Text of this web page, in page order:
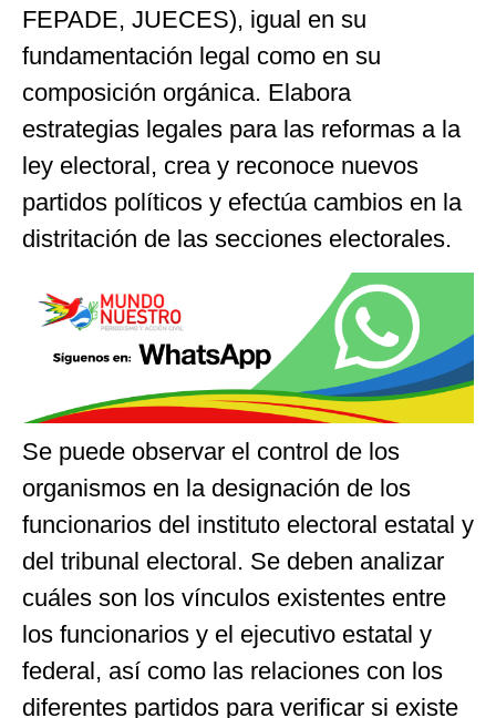
FEPADE, JUECES), igual en su
fundamentación legal como en su
composición orgánica. Elabora
estrategias legales para las reformas a la
ley electoral, crea y reconoce nuevos
partidos políticos y efectúa cambios en la
distritación de las secciones electorales.
Se puede observar el control de los
organismos en la designación de los
funcionarios del instituto electoral estatal y
del tribunal electoral. Se deben analizar
cuáles son los vínculos existentes entre
los funcionarios y el ejecutivo estatal y
federal, así como las relaciones con los
diferentes partidos para verificar si existe